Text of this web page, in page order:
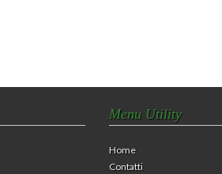
Menu Utility
Home
Contatti